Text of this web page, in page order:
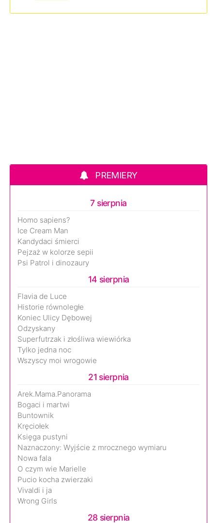
PREMIERY
7 sierpnia
Homo sapiens?
Ice Cream Man
Kandydaci śmierci
Pejzaż w kolorze sepii
Psi Patrol i dinozaury
14 sierpnia
Flavia de Luce
Historie równoległe
Koniec Ulicy Dębowej
Odzyskany
Superfutrzak i złośliwa wiewiórka
Tylko jedna noc
Wszyscy moi wrogowie
21 sierpnia
Arek.Mama.Panorama
Bogaci i martwi
Buntownik
Kręciołek
Księga pustyni
Naznaczony: Wyjście z mrocznego wymiaru
Nowa fala
O czym wie Marielle
Pucio kocha zwierzaki
Vivaldi i ja
Wrong Girls
28 sierpnia